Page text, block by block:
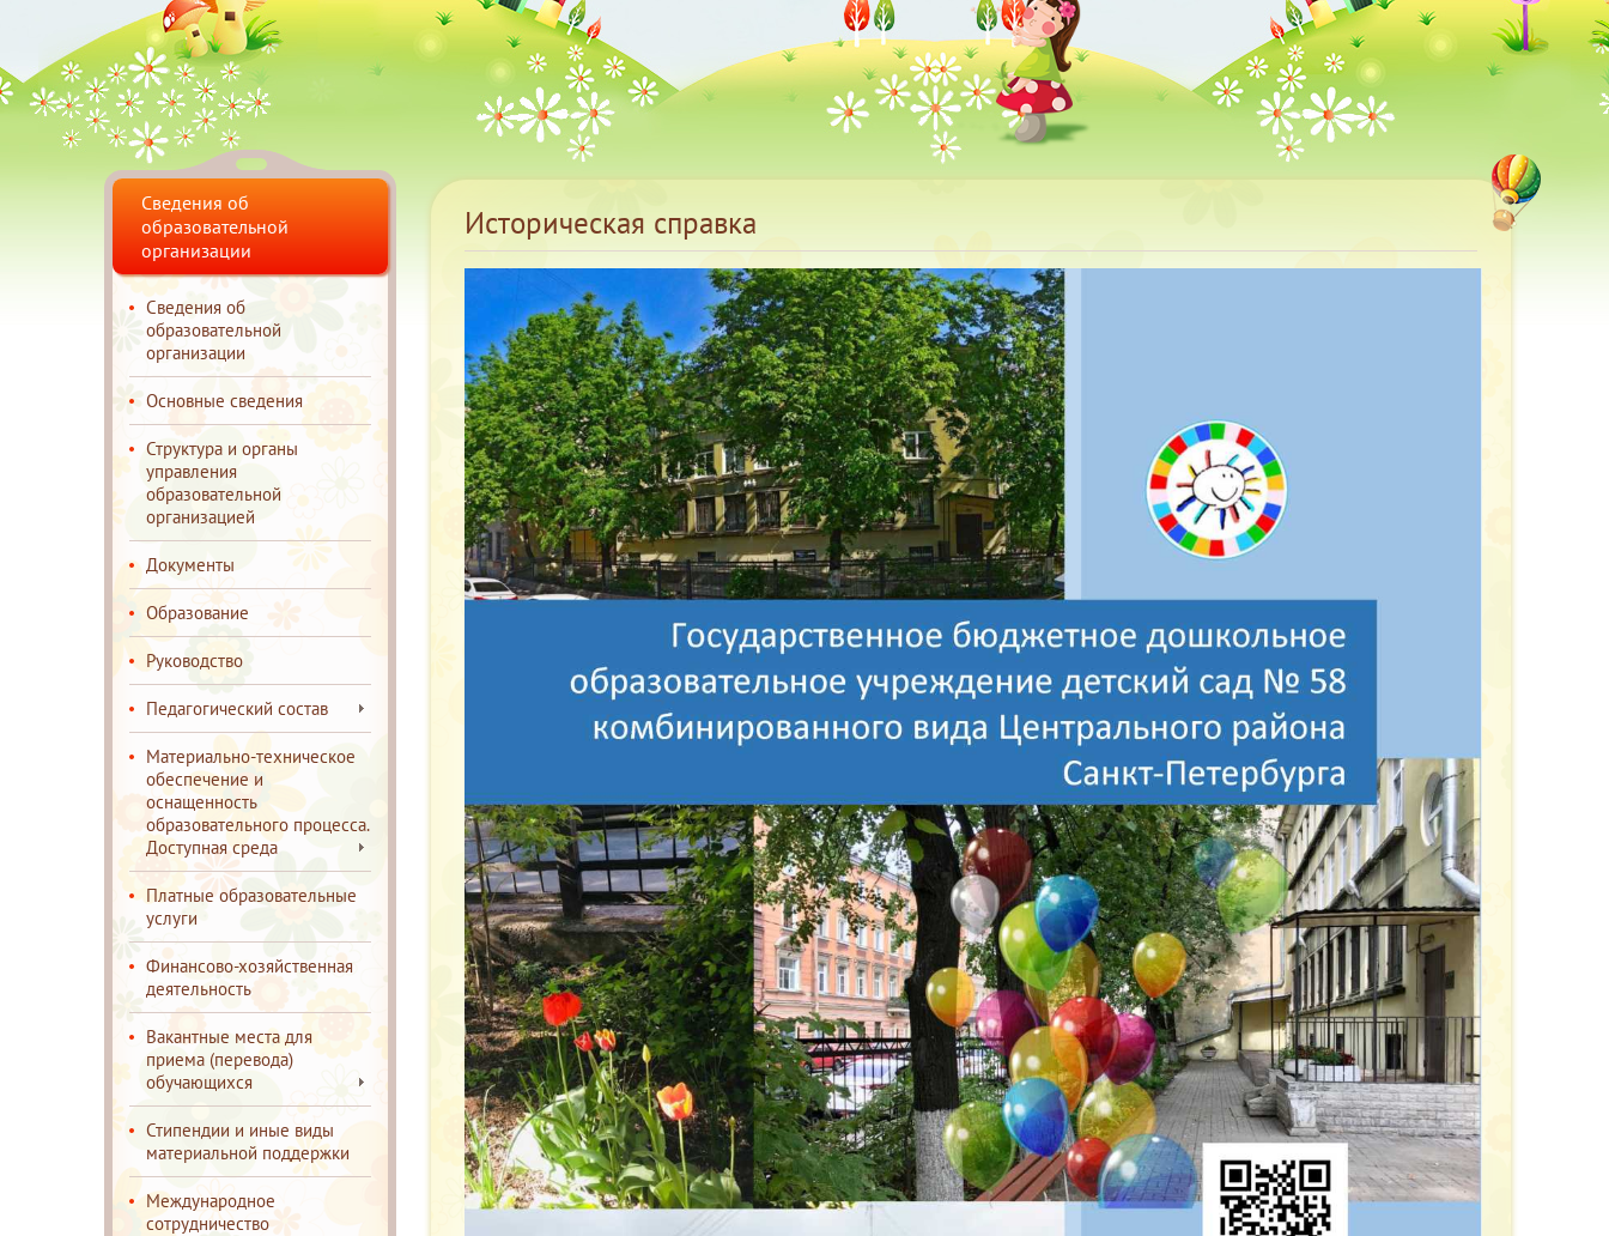
Историческая справка
Сведения об
образовательной
организации
Сведения об
образовательной
организации
Основные сведения
Структура и органы
управления
образовательной
организацией
Документы
Образование
Руководство
Педагогический состав
Материально-техническое
обеспечение и
оснащенность
образовательного процесса.
Доступная среда
Платные образовательные
услуги
Финансово-хозяйственная
деятельность
Вакантные места для
приема (перевода)
обучающихся
Стипендии и иные виды
материальной поддержки
Международное
сотрудничество